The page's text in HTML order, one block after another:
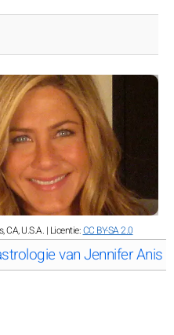
U.S.A. | Licentie:CC BY-SA 2.0
van Jennifer